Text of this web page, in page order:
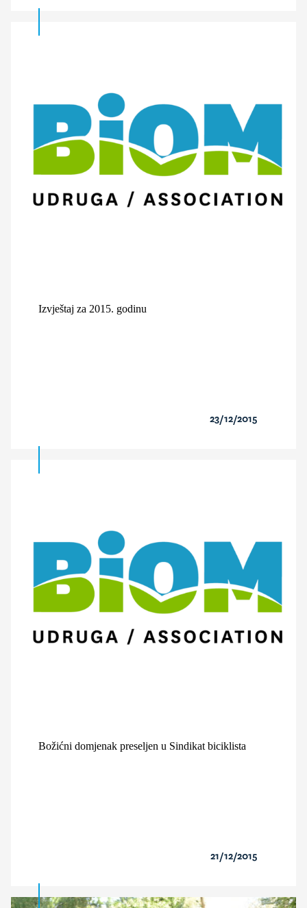
Izvještaj za 2015. godinu
23/12/2015
Božićni domjenak preseljen u Sindikat biciklista
21/12/2015